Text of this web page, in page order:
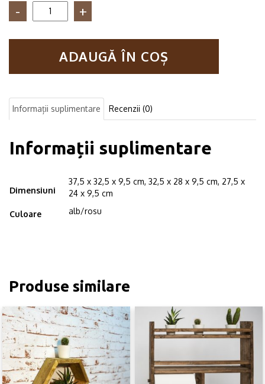
Cantitate
rafturi
din
in
forma
prindere
ADAUGĂ ÎN COȘ
Informații suplimentare Recenzii (0)
Informații suplimentare
Dimensiuni
37,5 x 32,5 x 9,5 cm, 32,5 x 28 x 9,5 cm, 27,5 x
24 x 9,5 cm
Culoare alb/rosu
Produse similare